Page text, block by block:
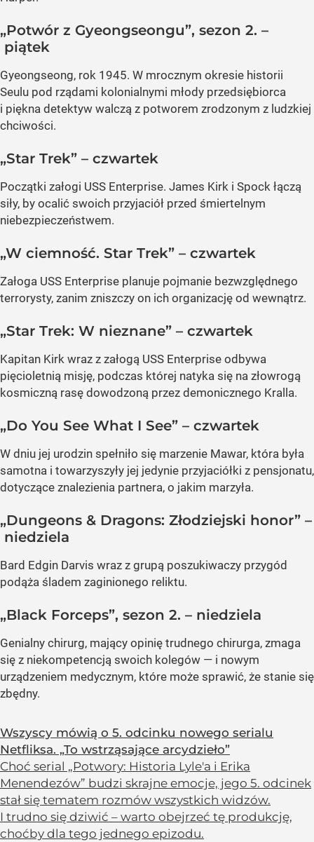
„Potwór z Gyeongseongu”, sezon 2. –
piątek
Gyeongseong, rok 1945. W mrocznym okresie historii
Seulu pod rządami kolonialnymi młody przedsiębiorca
i piękna detektyw walczą z potworem zrodzonym z ludzkiej
chciwości.
„Star Trek” – czwartek
Początki załogi USS Enterprise. James Kirk i Spock łączą
siły, by ocalić swoich przyjaciół przed śmiertelnym
niebezpieczeństwem.
„W ciemność. Star Trek” – czwartek
Załoga USS Enterprise planuje pojmanie bezwzględnego
terrorysty, zanim zniszczy on ich organizację od wewnątrz.
„Star Trek: W nieznane” – czwartek
Kapitan Kirk wraz z załogą USS Enterprise odbywa
pięcioletnią misję, podczas której natyka się na złowrogą
kosmiczną rasę dowodzoną przez demonicznego Kralla.
„Do You See What I See” – czwartek
W dniu jej urodzin spełniło się marzenie Mawar, która była
samotna i towarzyszyły jej jedynie przyjaciółki z pensjonatu,
dotyczące znalezienia partnera, o jakim marzyła.
„Dungeons & Dragons: Złodziejski honor” –
niedziela
Bard Edgin Darvis wraz z grupą poszukiwaczy przygód
podąża śladem zaginionego reliktu.
„Black Forceps”, sezon 2. – niedziela
Genialny chirurg, mający opinię trudnego chirurga, zmaga
się z niekompetencją swoich kolegów — i nowym
urządzeniem medycznym, które może sprawić, że stanie się
zbędny.
Wszyscy mówią o 5. odcinku nowego serialu
Netfliksa. „To wstrząsające arcydzieło”
Choć serial „Potwory: Historia Lyle'a i Erika
Menendezów” budzi skrajne emocje, jego 5. odcinek
stał się tematem rozmów wszystkich widzów.
I trudno się dziwić – warto obejrzeć tę produkcję,
choćby dla tego jednego epizodu.